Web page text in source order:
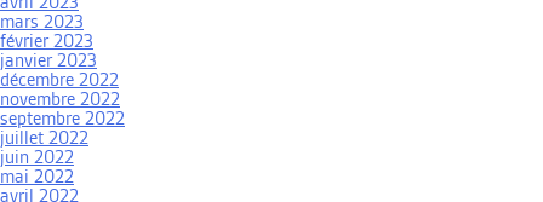
mars 2023
février 2023
janvier 2023
décembre 2022
novembre 2022
septembre 2022
juillet 2022
juin 2022
mai 2022
avril 2022